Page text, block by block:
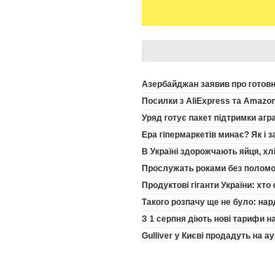
Азербайджан заявив про
Посилки з AliExpress та
Уряд готує пакет підтримки
Ера гіпермаркетів минає? Як
В Україні здорожчають яйця,
Прослужать роками без
Продуктові гіганти України:
Такого розпачу ще не було:
З 1 серпня діють нові тарифи
Gulliver у Києві продадуть на